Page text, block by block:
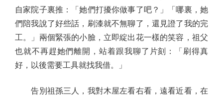
自家院子裏推：「她們打擾你做事了吧？」「哪裏，她
們陪我說了好些話，刷漆就不無聊了，還見證了我的完
工。」兩個緊張的小臉，立即綻出花一樣的笑容，祖父
也就不再趕她們離開，站着跟我聊了片刻：「刷得真
好，以後需要工具就找我借。」
告別祖孫三人，我對木屋左看右看，遠看近看，在